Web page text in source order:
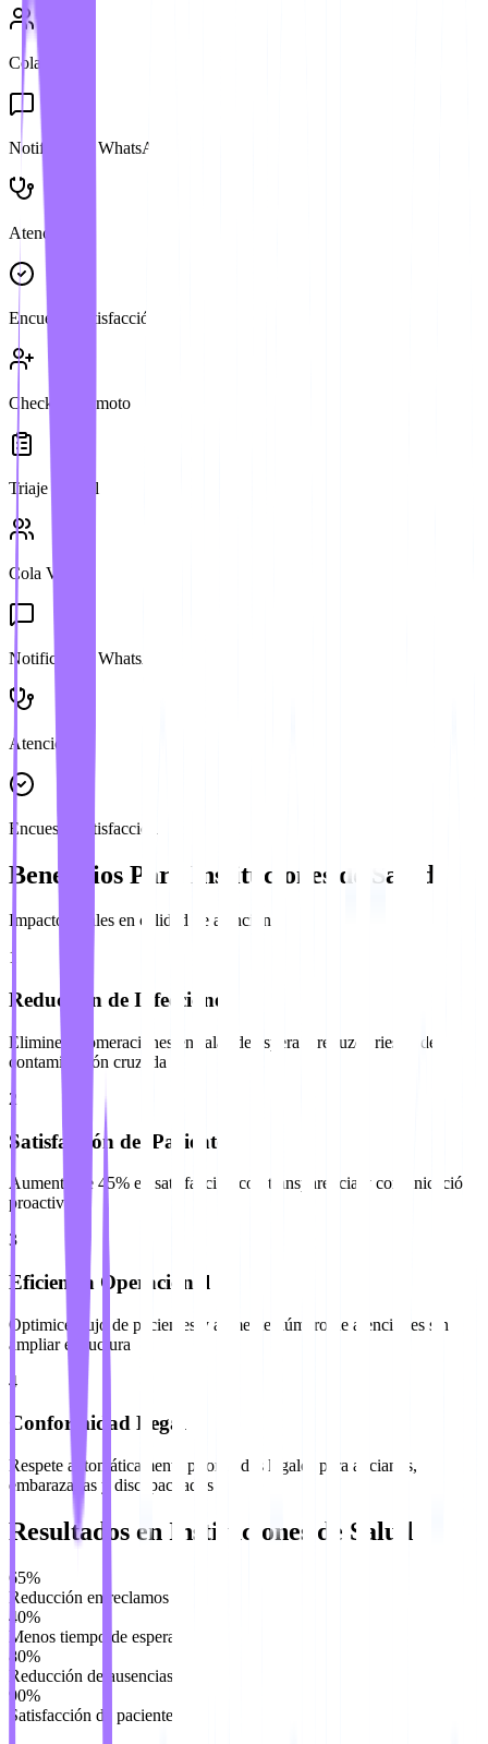
Cola Virtual
Notificación WhatsApp
Atención
Encuesta Satisfacción
Check-in Remoto
Triaje Digital
Cola Virtual
Notificación WhatsApp
Atención
Encuesta Satisfacción
Beneficios Para Instituciones de Salud
Impactos reales en calidad de atención
1
Reducción de Infecciones
Elimine aglomeraciones en salas de espera y reduzca riesgo de
contaminación cruzada
2
Satisfacción del Paciente
Aumento de 45% en satisfacción con transparencia y comunicación
proactiva
3
Eficiencia Operacional
Optimice flujo de pacientes y aumente número de atenciones sin
ampliar estructura
4
Conformidad Legal
Respete automáticamente prioridades legales para ancianos,
embarazadas y discapacitados
Resultados en Instituciones de Salud
65%
Reducción en reclamos
40%
Menos tiempo de espera
80%
Reducción de ausencias
90%
Satisfacción de pacientes